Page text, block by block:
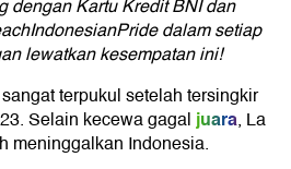
denganKartu Kredit BNIdan
dalam setiap
lewatkan kesempatan ini!
sangat terpukul setelah tersingkir
Selain kecewa gagaljuara, La
meninggalkan Indonesia.